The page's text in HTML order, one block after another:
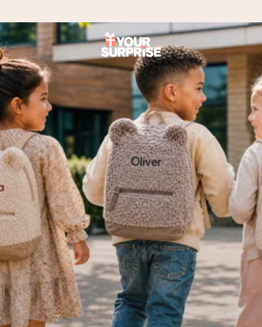
Tilaa tänään, lähetys 1 arkipäivässä
Valmistamme lahjasi huolella ja lähetämme sen hetkessä,
jotta voit antaa sen juuri oikeaan aikaan, kun sillä on eniten
merkitystä.
4,8 (+15 000 arvostelun perusteella)
Lahjamme inspiroivat. Asiakkaiden arvosana on 4,8 Google
Reviewsissä.
Ilmainen tervehdyskortti
Tilaa tänään – personoitu lahja valmistuu ja lähtee matkaan
nopeammin kuin ehdit sanoa “yllätys!”